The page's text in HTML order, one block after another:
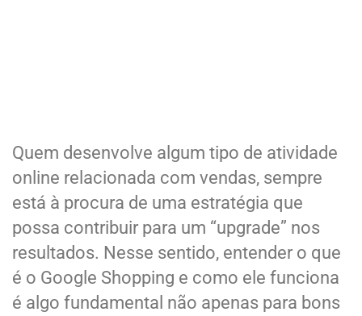
Quem desenvolve algum tipo de atividade
online relacionada com vendas, sempre
está à procura de uma estratégia que
possa contribuir para um “upgrade” nos
resultados. Nesse sentido, entender o que
é o Google Shopping e como ele funciona
é algo fundamental não apenas para bons